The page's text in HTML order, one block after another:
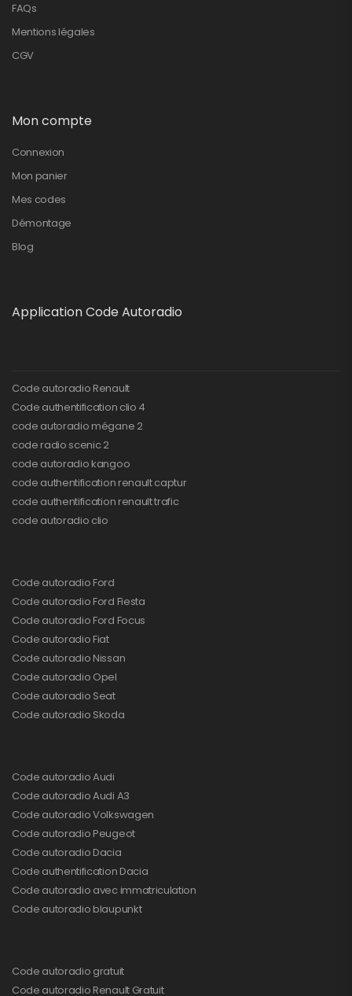
FAQs
Mentions légales
CGV
Mon compte
Connexion
Mon panier
Mes codes
Démontage
Blog
Application Code Autoradio
Code autoradio Renault
Code authentification clio 4
code autoradio mégane 2
code radio scenic 2
code autoradio kangoo
code authentification renault captur
code authentification renault trafic
code autoradio clio
Code autoradio Ford
Code autoradio Ford Fiesta
Code autoradio Ford Focus
Code autoradio Fiat
Code autoradio Nissan
Code autoradio Opel
Code autoradio Seat
Code autoradio Skoda
Code autoradio Audi
Code autoradio Audi A3
Code autoradio Volkswagen
Code autoradio Peugeot
Code autoradio Dacia
Code authentification Dacia
Code autoradio avec immatriculation
Code autoradio blaupunkt
Code autoradio gratuit
Code autoradio Renault Gratuit